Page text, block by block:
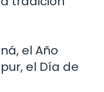
el Año
el Día de